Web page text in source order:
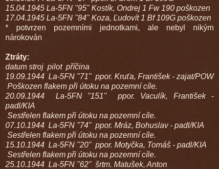
15.04.1945 La-5FN "95" Kostík, Ondrej 1 Fw 190 poškozen
17.04.1945 La-5FN "84" Koza, Ľudovít 1 Bf 109G poškozen
* potvrzen pozemními jednotkami, ale nebyl nikým
nárokován
Ztráty:
datum stroj pilot příčina
19.09.1944 La-5FN "71" ppor. Kruťa, František - zajat/POW
Poškozen flakem při útoku na pozemní cíle.
20.09.1944
La-5FN "151"
ppor. Vaculík, František -
padl/KIA
Sestřelen flakem při útoku na pozemní cíle.
07.10.1944 La-5FN "74" ppor. Mráz, Bohuslav - padl/KIA
Sestřelen flakem při útoku na pozemní cíle.
15.10.1944 La-5FN "20" ppor. Motyčka, Tomáš - padl/KIA
Sestřelen flakem při útoku na pozemní cíle.
25.10.1944 La-5FN "62" šrtm. Matušek, Anton